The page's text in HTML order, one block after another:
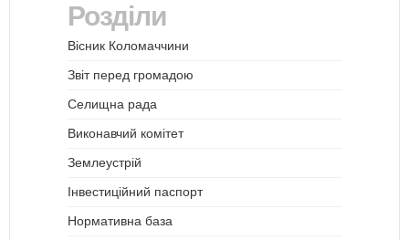
Розділи
Вісник Коломаччини
Звіт перед громадою
Селищна рада
Виконавчий комітет
Землеустрій
Інвестиційний паспорт
Нормативна база